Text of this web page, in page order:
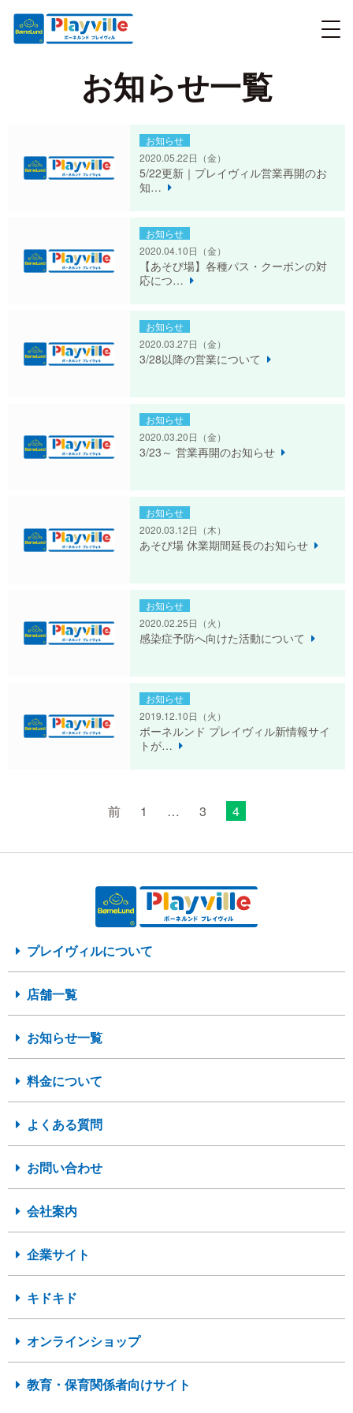
お知らせ一覧
お知らせ
2020.05.22日 （金）
5/22更新｜プレイヴィル営業再開のお
知…
お知らせ
2020.04.10日 （金）
【あそび場】各種パス・クーポンの対
応につ…
お知らせ
2020.03.27日 （金）
3/28以降の営業について
お知らせ
2020.03.20日 （金）
3/23～ 営業再開のお知らせ
お知らせ
2020.03.12日 （木）
あそび場 休業期間延長のお知らせ
お知らせ
2020.02.25日 （火）
感染症予防へ向けた活動について
お知らせ
2019.12.10日 （火）
ボーネルンド プレイヴィル新情報サイ
トが…
前 1 … 3 4
プレイヴィルについて
店舗一覧
お知らせ一覧
料金について
よくある質問
お問い合わせ
会社案内
企業サイト
キドキド
オンラインショップ
教育・保育関係者向けサイト